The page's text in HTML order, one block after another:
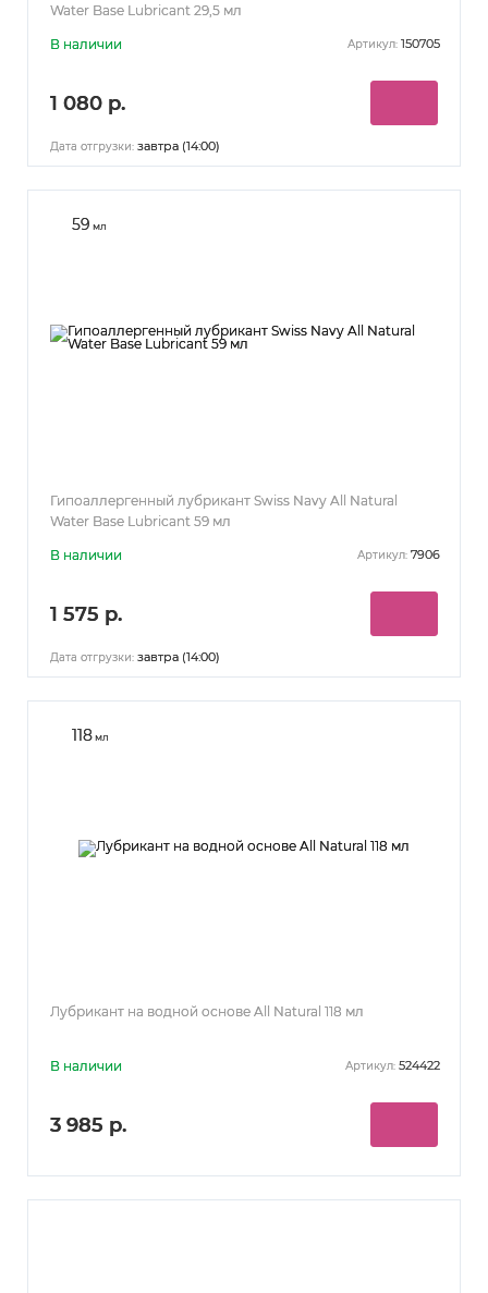
Water Base Lubricant 29,5 мл
В наличии Артикул: 150705
1 080 р.
Дата отгрузки: завтра (14:00)
59 мл
Гипоаллергенный лубрикант Swiss Navy All Natural
Water Base Lubricant 59 мл
В наличии Артикул: 7906
1 575 р.
Дата отгрузки: завтра (14:00)
118мл
Лубрикант на водной основе All Natural 118 мл
В наличии Артикул: 524422
3 985 р.